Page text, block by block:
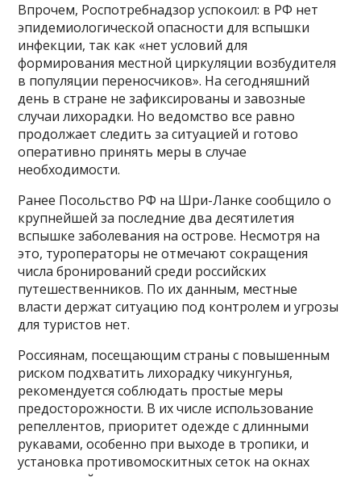
Впрочем, Роспотребнадзор успокоил: в РФ нет
эпидемиологической опасности для вспышки
инфекции, так как «нет условий для
формирования местной циркуляции возбудителя
в популяции переносчиков». На сегодняшний
день в стране не зафиксированы и завозные
случаи лихорадки. Но ведомство все равно
продолжает следить за ситуацией и готово
оперативно принять меры в случае
необходимости.
Ранее Посольство РФ на Шри-Ланке сообщило о
крупнейшей за последние два десятилетия
вспышке заболевания на острове. Несмотря на
это, туроператоры не отмечают сокращения
числа бронирований среди российских
путешественников. По их данным, местные
власти держат ситуацию под контролем и угрозы
для туристов нет.
Россиянам, посещающим страны с повышенным
риском подхватить лихорадку чикунгунья,
рекомендуется соблюдать простые меры
предосторожности. В их числе использование
репеллентов, приоритет одежде с длинными
рукавами, особенно при выходе в тропики, и
установка противомоскитных сеток на окнах